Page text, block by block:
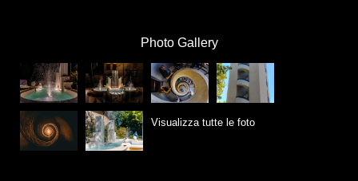
Photo Gallery
Visualizza tutte le foto